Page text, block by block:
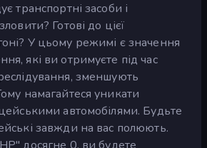
транспортні засоби і
Готові до цієї
У цьому режимі є значення
які ви отримуєте під час
зменшують
намагайтеся уникати
автомобілями. Будьте
завжди на вас полюють.